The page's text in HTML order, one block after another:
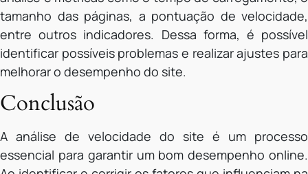
tamanho das páginas, a pontuação de velocidade,
entre outros indicadores. Dessa forma, é possível
identificar possíveis problemas e realizar ajustes para
melhorar o desempenho do site.
Conclusão
A análise de velocidade do site é um processo
essencial para garantir um bom desempenho online.